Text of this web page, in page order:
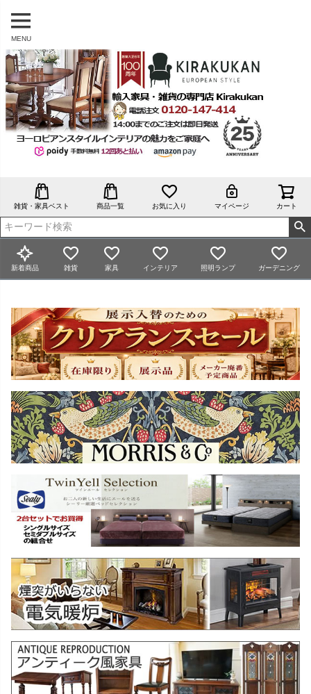
MENU
雑貨・家具ベスト 商品一覧 お気に入り マイページ カート
新着商品 雑貨 家具 インテリア 照明ランプ ガーデニング